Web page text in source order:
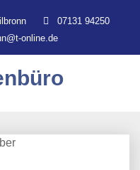
07131 94250
online.de